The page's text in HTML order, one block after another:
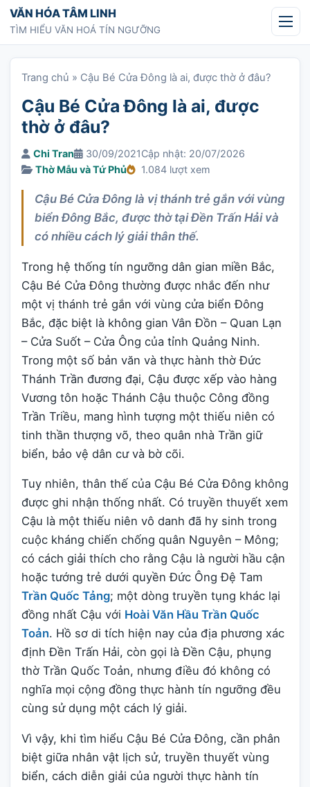
Chuyển tới nội dung
VĂN HÓA TÂM LINH
TÌM HIỂU VĂN HOÁ TÍN NGƯỠNG
Trang chủ » Cậu Bé Cửa Đông là ai, được thờ ở đâu?
Cậu Bé Cửa Đông là ai, được
thờ ở đâu?
Chi Tran 30/09/2021Cập nhật: 20/07/2026
Thờ Mẫu và Tứ Phủ
1.084 lượt xem
Cậu Bé Cửa Đông là vị thánh trẻ gắn với vùng
biển Đông Bắc, được thờ tại Đền Trấn Hải và
có nhiều cách lý giải thân thế.
Trong hệ thống tín ngưỡng dân gian miền Bắc,
Cậu Bé Cửa Đông thường được nhắc đến như
một vị thánh trẻ gắn với vùng cửa biển Đông
Bắc, đặc biệt là không gian Vân Đồn – Quan Lạn
– Cửa Suốt – Cửa Ông của tỉnh Quảng Ninh.
Trong một số bản văn và thực hành thờ Đức
Thánh Trần đương đại, Cậu được xếp vào hàng
Vương tôn hoặc Thánh Cậu thuộc Công đồng
Trần Triều, mang hình tượng một thiếu niên có
tinh thần thượng võ, theo quân nhà Trần giữ
biển, bảo vệ dân cư và bờ cõi.
Tuy nhiên, thân thế của Cậu Bé Cửa Đông không
được ghi nhận thống nhất. Có truyền thuyết xem
Cậu là một thiếu niên vô danh đã hy sinh trong
cuộc kháng chiến chống quân Nguyên – Mông;
có cách giải thích cho rằng Cậu là người hầu cận
hoặc tướng trẻ dưới quyền Đức Ông Đệ Tam
Trần Quốc Tảng; một dòng truyền tụng khác lại
đồng nhất Cậu với Hoài Văn Hầu Trần Quốc
Toản. Hồ sơ di tích hiện nay của địa phương xác
định Đền Trấn Hải, còn gọi là Đền Cậu, phụng
thờ Trần Quốc Toản, nhưng điều đó không có
nghĩa mọi cộng đồng thực hành tín ngưỡng đều
cùng sử dụng một cách lý giải.
Vì vậy, khi tìm hiểu Cậu Bé Cửa Đông, cần phân
biệt giữa nhân vật lịch sử, truyền thuyết vùng
biển, cách diễn giải của người thực hành tín